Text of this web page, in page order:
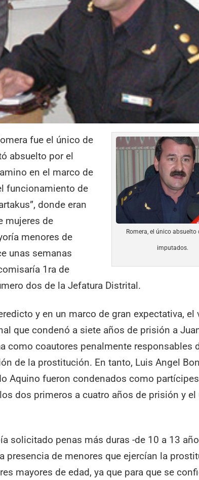
Romera, el único absuelto
imputados.
fue el único de
absuelto por el
en el marco de
funcionamiento de
donde eran
mujeres de
menores de
unas semanas
1ra de
dos de la Jefatura Distrital.
y en un marco de gran expectativa, el
que condenó a siete años de prisión a
como coautores penalmente responsables
de la prostitución. En tanto, Luis Angel
Aquino fueron condenados como partícipes
dos primeros a cuatro años de prisión y el
solicitado penas más duras -de 10 a 13
presencia de menores que ejercían la
mayores de edad, ya que para que se